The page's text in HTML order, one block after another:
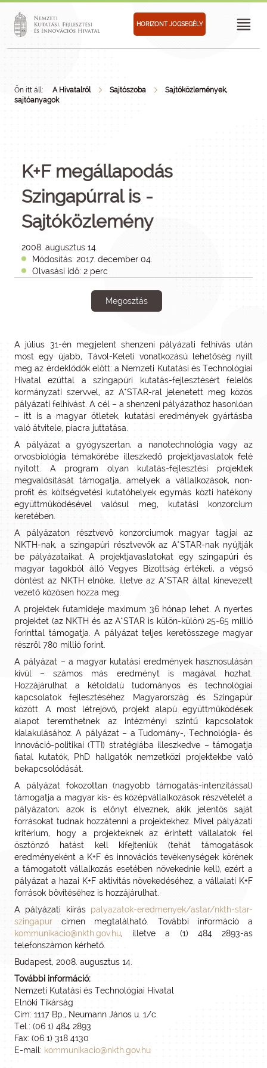
HORIZONT JOGSEGÉLY
Ön itt áll: A Hivatalról Sajtószoba
Sajtóközlemények,
sajtóanyagok
K+F megállapodás
Szingapúrral is -
Sajtóközlemény
2008. augusztus 14.
Módosítás: 2017. december 04.
Olvasási idő: 2 perc
Megosztás
A július 31-én megjelent shenzeni pályázati felhívás után
most egy újabb, Távol-Keleti vonatkozású lehetőség nyílt
meg az érdeklődők előtt: a Nemzeti Kutatási és Technológiai
Hivatal ezúttal a szingapúri kutatás-fejlesztésért felelős
kormányzati szervvel, az A*STAR-ral jelenetett meg közös
pályázati felhívást. A cél – a shenzeni pályázathoz hasonlóan
– itt is a magyar ötletek, kutatási eredmények gyártásba
való átvitele, piacra juttatása.
A pályázat a gyógyszertan, a nanotechnológia vagy az
orvosbiológia témakörébe illeszkedő projektjavaslatok felé
nyitott. A program olyan kutatás-fejlesztési projektek
megvalósítását támogatja, amelyek a vállalkozások, non-
profit és költségvetési kutatóhelyek egymás közti hatékony
együttműködésével valósul meg, kutatási konzorcium
keretében.
A pályázaton résztvevő konzorciumok magyar tagjai az
NKTH-nak, a szingapúri résztvevők az A*STAR-nak nyújtják
be pályázataikat. A projektjavaslatokat egy szingapúri és
magyar tagokból álló Vegyes Bizottság értékeli, a végső
döntést az NKTH elnöke, illetve az A*STAR által kinevezett
vezető közösen hozza meg.
A projektek futamideje maximum 36 hónap lehet. A nyertes
projektet (az NKTH és az A*STAR is külön-külön) 25-65 millió
forinttal támogatja. A pályázat teljes keretösszege magyar
részről 780 millió forint.
A pályázat – a magyar kutatási eredmények hasznosulásán
kívül – számos más eredményt is magával hozhat.
Hozzájárulhat a kétoldalú tudományos és technológiai
kapcsolatok fejlesztéséhez Magyarország és Szingapúr
között. A most létrejövő, projekt alapú együttműködések
alapot teremthetnek az intézményi szintű kapcsolatok
kialakulásához. A pályázat – a Tudomány-, Technológia- és
Innováció-politikai (TTI) stratégiába illeszkedve – támogatja
fiatal kutatók, PhD hallgatók nemzetközi projektekbe való
bekapcsolódását.
A pályázat fokozottan (nagyobb támogatás-intenzitással)
támogatja a magyar kis- és középvállalkozások részvételét a
pályázaton; azok is előnyt élveznek, akik jelentős saját
forrásokat tudnak hozzátenni a projektekhez. Mivel pályázati
kritérium, hogy a projekteknek az érintett vállalatok fel
ösztönző hatást kell kifejteniük (tehát támogatások
eredményeként a K+F és innovációs tevékenységek körének
a támogatott vállalkozás esetében növekednie kell), ezért a
pályázat a hazai K+F aktivitás növekedéséhez, a vállalati K+F
források bővítéséhez is hozzájárulhat.
A pályázati kiírás palyazatok-eredmenyek/astar/nkth-star-
szingapur címen megtalálható. További információ a
kommunikacio@nkth.gov.hu, illetve a (1) 484 2893-as
telefonszámon kérhető.
Budapest, 2008. augusztus 14.
További információ:
Nemzeti Kutatási és Technológiai Hivatal
Elnöki Tikárság
Cím: 1117 Bp., Neumann János u. 1/c.
Tel.: (06 1) 484 2893
Fax: (06 1) 318 4130
E-mail: kommunikacio@nkth.gov.hu